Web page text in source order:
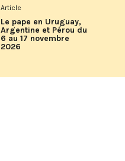
Article
Le pape en Uruguay,
Argentine et Pérou du
6 au 17 novembre
2026